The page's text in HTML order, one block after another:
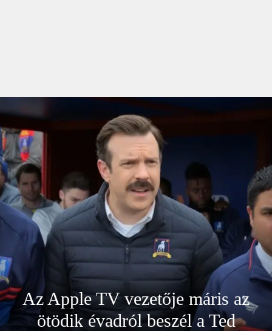
Az Apple TV vezetője máris az
ötödik évadról beszél a Ted